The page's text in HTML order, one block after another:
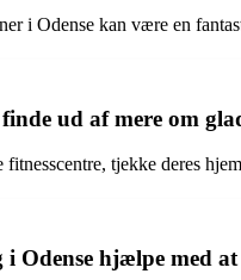
i Odense kan være en
ud af mere om
tjekke deres
Odense hjælpe med at